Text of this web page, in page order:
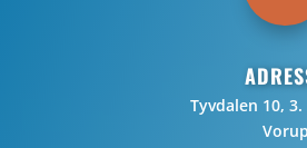
Tyvdalen 10,
Vorup